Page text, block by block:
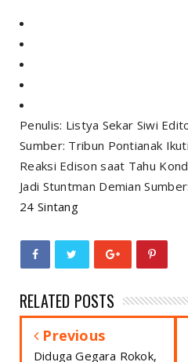
Penulis: Listya Sekar Siwi
Sumber: Tribun Pontianak
Reaksi Edison saat Tahu
Jadi Stuntman Demian Sumber:
24 Sintang
RELATED POSTS
Previous
Diduga Gegara Rokok,